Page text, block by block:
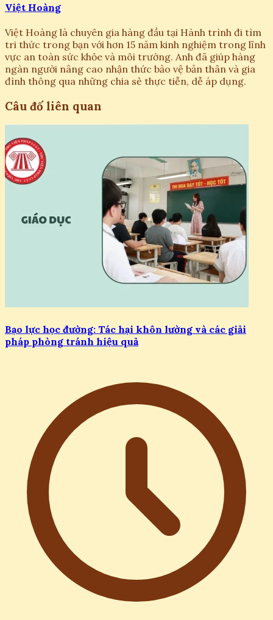
Việt Hoàng
Việt Hoàng là chuyên gia hàng đầu tại Hành trình đi tìm
tri thức trong bạn với hơn 15 năm kinh nghiệm trong lĩnh
vực an toàn sức khỏe và môi trường. Anh đã giúp hàng
ngàn người nâng cao nhận thức bảo vệ bản thân và gia
đình thông qua những chia sẻ thực tiễn, dễ áp dụng.
Câu đố liên quan
Bạo lực học đường: Tác hại khôn lường và các giải
pháp phòng tránh hiệu quả